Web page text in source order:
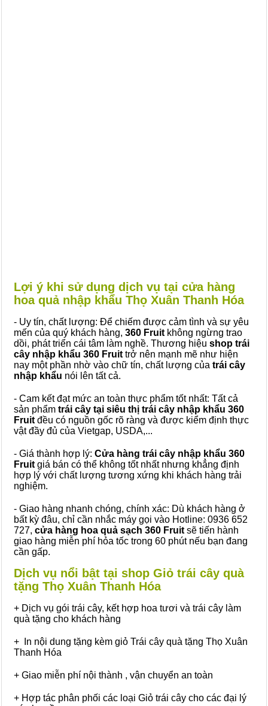
Lợi ý khi sử dụng dịch vụ tại cửa hàng
hoa quả nhập khẩu Thọ Xuân Thanh Hóa
- Uy tín, chất lượng: Để chiếm được cảm tình và sự yêu
mến của quý khách hàng, 360 Fruit không ngừng trao
dồi, phát triển cái tâm làm nghề. Thương hiệu shop trái
cây nhập khẩu 360 Fruit trở nên mạnh mẽ như hiện
nay một phần nhờ vào chữ tín, chất lượng của trái cây
nhập khẩu nói lên tất cả.
- Cam kết đạt mức an toàn thực phẩm tốt nhất: Tất cả
sản phẩm trái cây tại siêu thị trái cây nhập khẩu 360
Fruit đều có nguồn gốc rõ ràng và được kiểm định thực
vật đầy đủ của Vietgap, USDA,...
- Giá thành hợp lý: Cửa hàng trái cây nhập khẩu 360
Fruit giá bán có thể không tốt nhất nhưng khẳng định
hợp lý với chất lượng tương xứng khi khách hàng trải
nghiệm.
- Giao hàng nhanh chóng, chính xác: Dù khách hàng ở
bất kỳ đâu, chỉ cần nhắc máy gọi vào Hotline: 0936 652
727, cửa hàng hoa quả sạch 360 Fruit sẽ tiến hành
giao hàng miễn phí hỏa tốc trong 60 phút nếu bạn đang
cần gấp.
Dịch vụ nổi bật tại shop Giỏ trái cây quà
tặng Thọ Xuân Thanh Hóa
+ Dịch vụ gói trái cây, kết hợp hoa tươi và trái cây làm
quà tặng cho khách hàng
+ In nội dung tặng kèm giỏ Trái cây quà tặng Thọ Xuân
Thanh Hóa
+ Giao miễn phí nội thành , vận chuyển an toàn
+ Hợp tác phân phối các loại Giỏ trái cây cho các đại lý